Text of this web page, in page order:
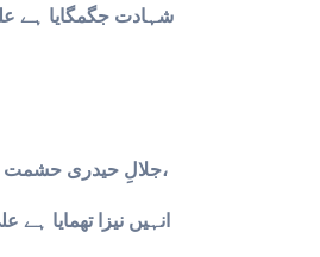
شہادت جگمگایا ہے
جلالِ حیدری حشمت کے بیٹے،
انہیں نیزا تھمایا ہے